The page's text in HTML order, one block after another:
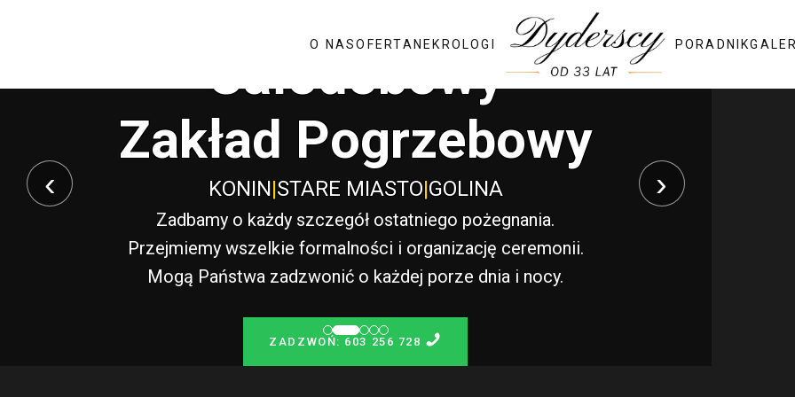
O NASOFERTANEKROLOGI PORADNIK
Całodobowy
Zakład Pogrzebowy
KONIN|STARE MIASTO|GOLINA
Zadbamy o każdy szczegół ostatniego pożegnania.
Przejmiemy wszelkie formalności i organizację ceremonii.
Mogą Państwa zadzwonić o każdej porze dnia i nocy.
ZADZWOŃ: 603 256 728
‹ ›